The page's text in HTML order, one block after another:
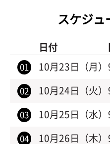
スケジュ
日付
01 10月23日（月）
02 10月24日（火）
03 10月25日（水）
04 10月26日（木）